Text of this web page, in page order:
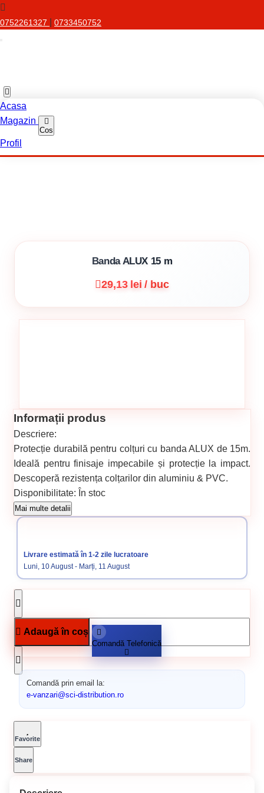
0752261327 0733450752
Acasa
Magazin
Cos
Profil
Banda ALUX 15 m
29,13 lei / buc
Informații produs
Descriere:
Protecție durabilă pentru colțuri cu banda ALUX de 15m.
Ideală pentru finisaje impecabile și protecție la impact.
Descoperă rezistența colțarilor din aluminiu & PVC.
Disponibilitate: În stoc
Cod produs: 148
Categorii:
Mai multe detalii
Livrare estimată în 1-2 zile lucratoare
Luni, 10 August - Marți, 11 August
Adaugă în coș
Comandă Telefonică
Comandă prin email la:
e-vanzari@sci-distribution.ro
Favorite
Share